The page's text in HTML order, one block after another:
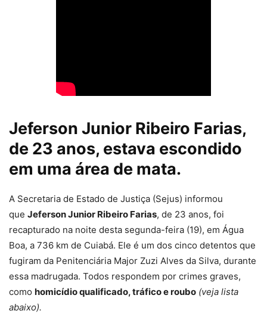
Jeferson Junior Ribeiro Farias,
de 23 anos, estava escondido
em uma área de mata.
A Secretaria de Estado de Justiça (Sejus) informou
que Jeferson Junior Ribeiro Farias, de 23 anos, foi
recapturado na noite desta segunda-feira (19), em Água
Boa, a 736 km de Cuiabá. Ele é um dos cinco detentos que
fugiram da Penitenciária Major Zuzi Alves da Silva, durante
essa madrugada. Todos respondem por crimes graves,
como homicídio qualificado, tráfico e roubo (veja lista
abaixo).